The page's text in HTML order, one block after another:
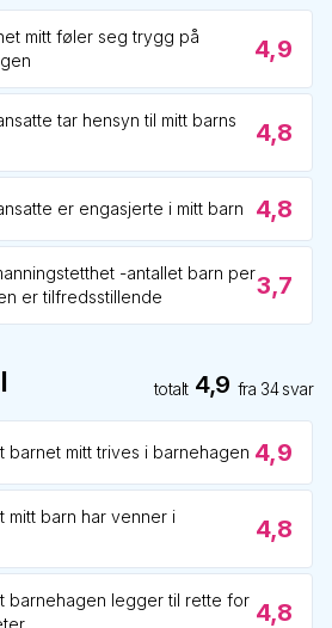
mitt føler seg trygg på
4,9
tar hensyn til mitt barns
4,8
er engasjerte i mitt barn 4,8
-antallet barn per
er tilfredsstillende
3,7
totalt 4,9 fra 34svar
barnet mitt trives i barnehagen 4,9
mitt barn har venner i
4,8
barnehagen legger til rette for 4,8